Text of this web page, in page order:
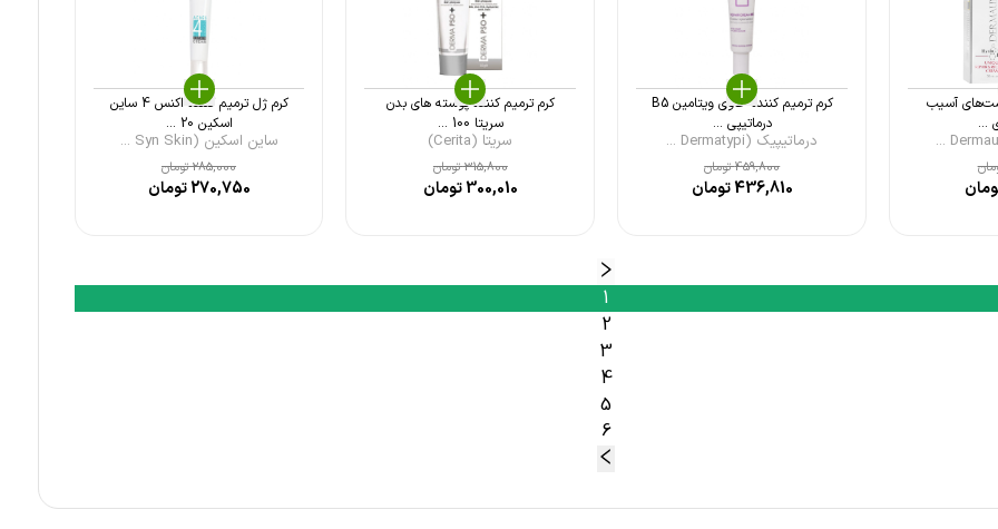
آسیب
...
کرم ترمیم کننده حاوی ویتامین B5
درماتیپی ...
درماتیپیک (Dermatypi ...
459,800تومان
436,810تومان
کرم ترمیم کننده پوسته های بدن
سریتا 100 ...
سریتا (Cerita)
315,800تومان
300,010تومان
کرم ژل ترمیم کننده اکنس 4 ساین
اسکین 20 ...
ساین اسکین (Syn Skin ...
285,000تومان
270,750تومان
1
2
3
4
5
6